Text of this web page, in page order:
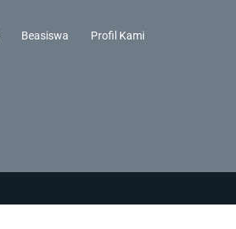
Beasiswa Profil Kami